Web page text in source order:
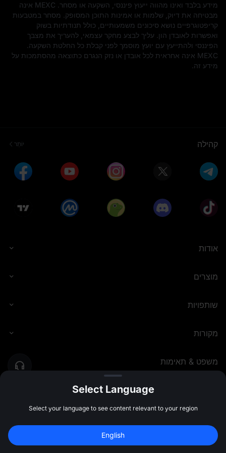
מידע בלבד ואינו מהווה ייעוץ פיננסי, השקעה או מסחר. MEXC אינה
מבטיחה את דיוק, שלמות או אמינות התוכן המסופק. מסחר במטבעות
קריפטוגרפיים נושא סיכונים משמעותיים, כולל תנודתיות בשוק
ואפשרות לאובדן הון. עליך לבצע מחקר עצמאי, להעריך את מצבך
הפיננסי ולהתייעץ עם יועץ מוסמך לפני קבלת כל החלטת השקעה.
MEXC אינה אחראית לכל אובדן או נזק הנגרם כתוצאה מהסתמכות על
מידע זה.
קהילה יוֹתֵר
אודות
מוצרים
שותפויות
מקורות
משפט & תאימות
©
2026
MEXC.COM
Sign Up to Claim 10,000 USDT
Sign Up
Select Language
Select your language to see content relevant to your region
English